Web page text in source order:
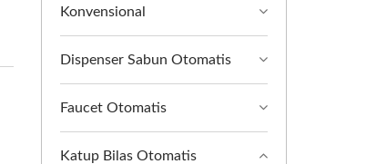
Konvensional
Dispenser Sabun Otomatis
Faucet Otomatis
Katup Bilas Otomatis